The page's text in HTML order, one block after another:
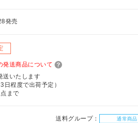
発売
発送商品について
送いたします
3日程度で出荷予定）
まで
送料グループ： 通常商品